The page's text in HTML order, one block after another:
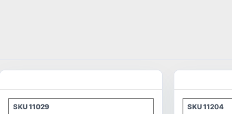
SKU11029 SKU11204